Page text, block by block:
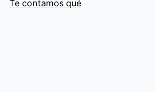
Te contamos qué